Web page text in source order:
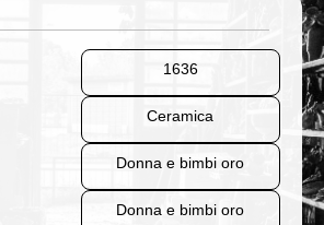
1636
Ceramica
Donna e bimbi oro
Donna e bimbi oro